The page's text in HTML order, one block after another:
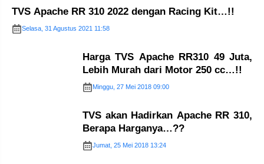
TVS Apache RR 310 2022 dengan Racing Kit…!!
Selasa, 31 Agustus 2021 11:58
Harga TVS Apache RR310 49 Juta,
Lebih Murah dari Motor 250 cc…!!
Minggu, 27 Mei 2018 09:00
TVS akan Hadirkan Apache RR 310,
Berapa Harganya…??
Jumat, 25 Mei 2018 13:24